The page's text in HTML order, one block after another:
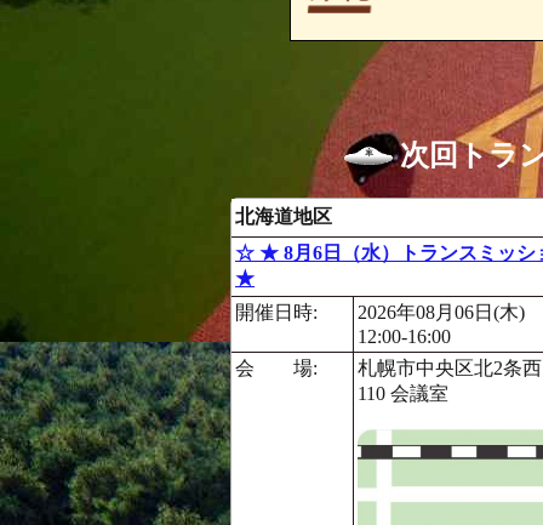
次回トラ
北海道地区
☆ ★ 8月6日（水）トランスミッ
★
開催日時:
2026年08月06日(木)
12:00-16:00
会 場:
札幌市中央区北2条
110 会議室